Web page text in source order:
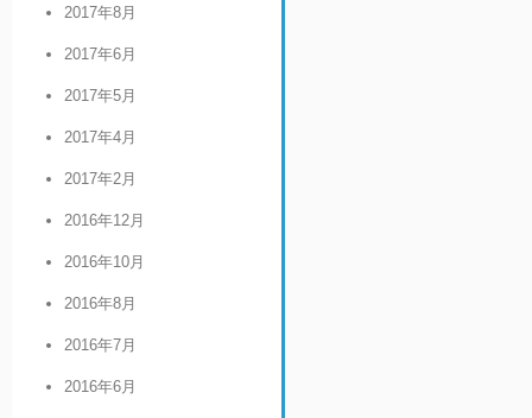
2017年8月
2017年6月
2017年5月
2017年4月
2017年2月
2016年12月
2016年10月
2016年8月
2016年7月
2016年6月